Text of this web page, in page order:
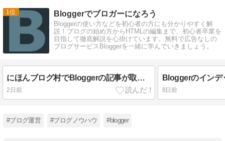
1 Bloggerでブロガーになろう
Bloggerの使い方などを初心者の方にも分かりやすく解
説！ブログの始め方からHTMLの編集まで、初心者卒業を
目指して徹底解説を心掛けています。無料で広告なしの
ブログサービスBloggerを一緒に学んでいきましょう。
にほんブログ村でBloggerの記事が取得できない問題発生中（2026年8月）
2日前
Bloggerのインデ
8日前
#ブログ運営 #ブログノウハウ #blogger